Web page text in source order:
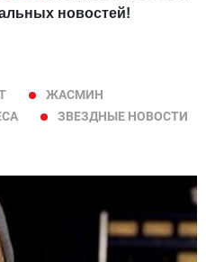
новостей!
ЖАСМИН
ЗВЕЗДНЫЕ НОВОСТИ